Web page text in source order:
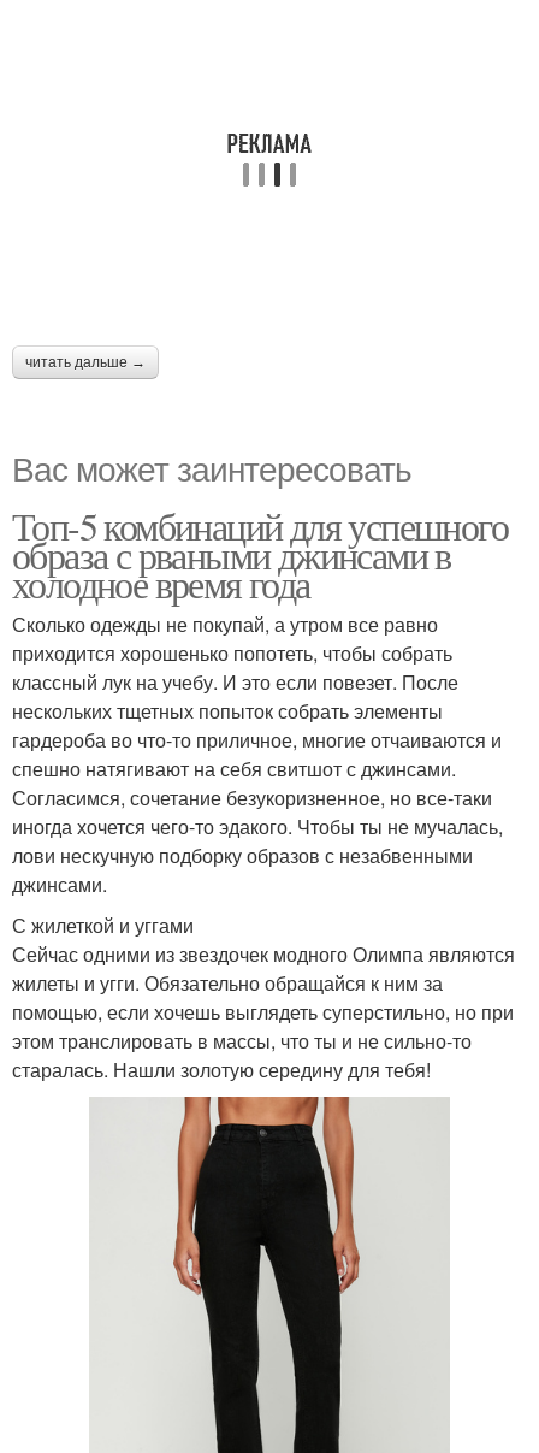
читать дальше →
Вас может заинтересовать
Топ-5 комбинаций для успешного
образа с рваными джинсами в
холодное время года
Сколько одежды не покупай, а утром все равно
приходится хорошенько попотеть, чтобы собрать
классный лук на учебу. И это если повезет. После
нескольких тщетных попыток собрать элементы
гардероба во что-то приличное, многие отчаиваются и
спешно натягивают на себя свитшот с джинсами.
Согласимся, сочетание безукоризненное, но все-таки
иногда хочется чего-то эдакого. Чтобы ты не мучалась,
лови нескучную подборку образов с незабвенными
джинсами.
С жилеткой и уггами
Сейчас одними из звездочек модного Олимпа являются
жилеты и угги. Обязательно обращайся к ним за
помощью, если хочешь выглядеть суперстильно, но при
этом транслировать в массы, что ты и не сильно-то
старалась. Нашли золотую середину для тебя!